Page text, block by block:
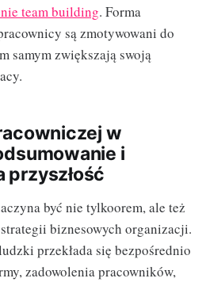
team building. Forma
są zmotywowani do
samym zwiększają swoją
w
i
przyszłość
być nie tylkoorem, ale też
biznesowych organizacji.
przekłada się bezpośrednio
zadowolenia pracowników,